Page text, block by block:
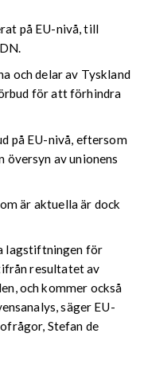
på EU-nivå, till
och delar av Tyskland
för att förhindra
på EU-nivå, eftersom
översyn av unionens
är aktuella är dock
lagstiftningen för
resultatet av
och kommer också
säger EU-
Stefan de